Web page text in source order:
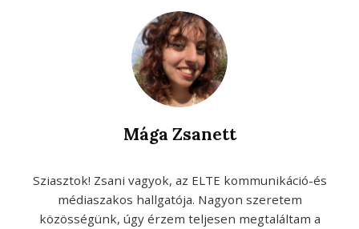
Mága Zsanett
Sziasztok! Zsani vagyok, az ELTE kommunikáció-és
médiaszakos hallgatója. Nagyon szeretem
közösségünk, úgy érzem teljesen megtaláltam a